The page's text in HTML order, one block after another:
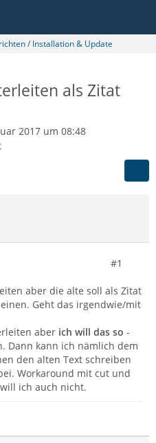
/ Installation & Update
als Zitat
2017 um 08:48
#1
aber die alte soll als Zitat
Geht das irgendwie/mit
aber ich will das so -
Dann kann ich nämlich dem
den alten Text schreiben
Workaround mit cut und
ich auch nicht.